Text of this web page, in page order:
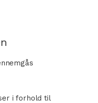
i forhold til